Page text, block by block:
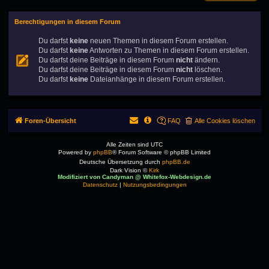
Berechtigungen in diesem Forum
Du darfstkeine neuen Themen in diesem Forum erstellen.
Du darfstkeineAntworten zu Themen in diesem Forum erstellen.
Du darfst deine Beiträge in diesem Forum nicht ändern.
Du darfst deine Beiträge in diesem Forum nicht löschen.
Du darfstkeine Dateianhänge in diesem Forum erstellen.
Foren-Übersicht Alle Cookies löschen
FAQ
Alle Zeiten sind UTC
Powered by phpBB® Forum Software © phpBB Limited
Deutsche Übersetzung durch phpBB.de
Dark Vision ©Kirk
Modifiziert von Candyman @ Whitefox-Webdesign.de
Datenschutz| Nutzungsbedingungen